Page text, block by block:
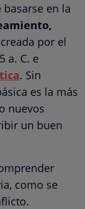
en la
por el
a. C. e
. Sin
es la más
nuevos
un buen
como se